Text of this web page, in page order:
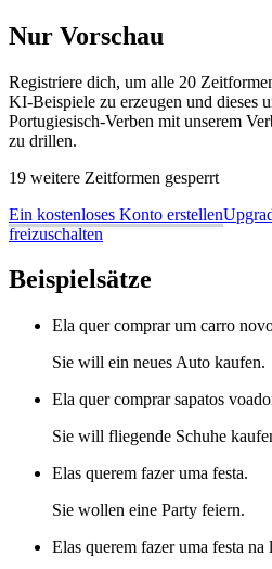
Nur Vorschau
Registriere dich, um alle 20
KI-Beispiele zu erzeugen und dieses
Portugiesisch-Verben mit unserem
zu drillen.
19 weitere Zeitformen gesperrt
Ein kostenloses Konto erstellen
freizuschalten
Beispielsätze
Ela quer comprar um carro
Sie will ein neues Auto kaufen.
Ela quer comprar sapatos
Sie will fliegende Schuhe
Elas querem fazer uma festa.
Sie wollen eine Party feiern.
Elas querem fazer uma festa na